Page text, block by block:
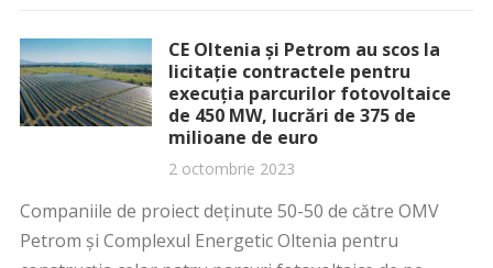
CE Oltenia și Petrom au scos la
licitație contractele pentru
execuția parcurilor fotovoltaice
de 450 MW, lucrări de 375 de
milioane de euro
2 octombrie 2023
Companiile de proiect deținute 50-50 de către OMV
Petrom și Complexul Energetic Oltenia pentru